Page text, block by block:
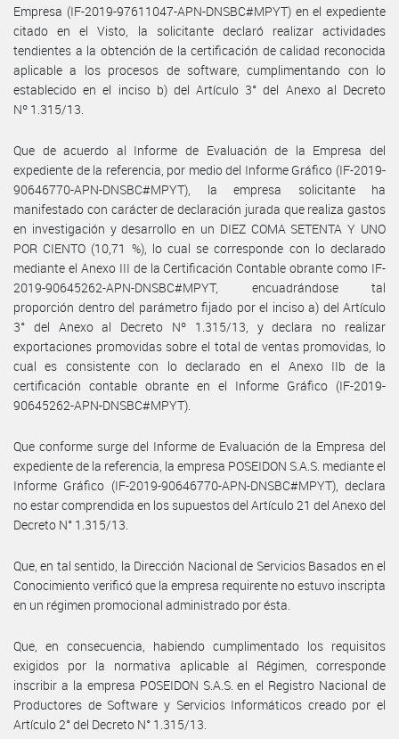
Empresa (IF-2019-97611047-APN-DNSBC#MPYT) en el expediente
citado en el Visto, la solicitante declaró realizar actividades
tendientes a la obtención de la certificación de calidad reconocida
aplicable a los procesos de software, cumplimentando con lo
establecido en el inciso b) del Artículo 3° del Anexo al Decreto
Nº 1.315/13.
Que de acuerdo al Informe de Evaluación de la Empresa del
expediente de la referencia, por medio del Informe Gráfico (IF-2019-
90646770-APN-DNSBC#MPYT), la empresa solicitante ha
manifestado con carácter de declaración jurada que realiza gastos
en investigación y desarrollo en un DIEZ COMA SETENTA Y UNO
POR CIENTO (10,71 %), lo cual se corresponde con lo declarado
mediante el Anexo III de la Certificación Contable obrante como IF-
2019-90645262-APN-DNSBC#MPYT, encuadrándose tal
proporción dentro del parámetro fijado por el inciso a) del Artículo
3° del Anexo al Decreto Nº 1.315/13, y declara no realizar
exportaciones promovidas sobre el total de ventas promovidas, lo
cual es consistente con lo declarado en el Anexo IIb de la
certificación contable obrante en el Informe Gráfico (IF-2019-
90645262-APN-DNSBC#MPYT).
Que conforme surge del Informe de Evaluación de la Empresa del
expediente de la referencia, la empresa POSEIDON S.A.S. mediante el
Informe Gráfico (IF-2019-90646770-APN-DNSBC#MPYT), declara
no estar comprendida en los supuestos del Artículo 21 del Anexo del
Decreto N° 1.315/13.
Que, en tal sentido, la Dirección Nacional de Servicios Basados en el
Conocimiento verificó que la empresa requirente no estuvo inscripta
en un régimen promocional administrado por ésta.
Que, en consecuencia, habiendo cumplimentado los requisitos
exigidos por la normativa aplicable al Régimen, corresponde
inscribir a la empresa POSEIDON S.A.S. en el Registro Nacional de
Productores de Software y Servicios Informáticos creado por el
Artículo 2° del Decreto N° 1.315/13.